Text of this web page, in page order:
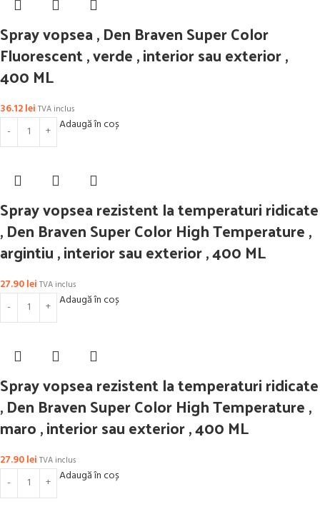
Spray vopsea , Den Braven Super Color
Fluorescent , verde , interior sau exterior ,
400 ML
36.12lei TVA inclus
Adaugă în coș
Spray vopsea rezistent la temperaturi ridicate
, Den Braven Super Color High Temperature ,
argintiu , interior sau exterior , 400 ML
27.90lei TVA inclus
Adaugă în coș
Spray vopsea rezistent la temperaturi ridicate
, Den Braven Super Color High Temperature ,
maro , interior sau exterior , 400 ML
27.90lei TVA inclus
Adaugă în coș